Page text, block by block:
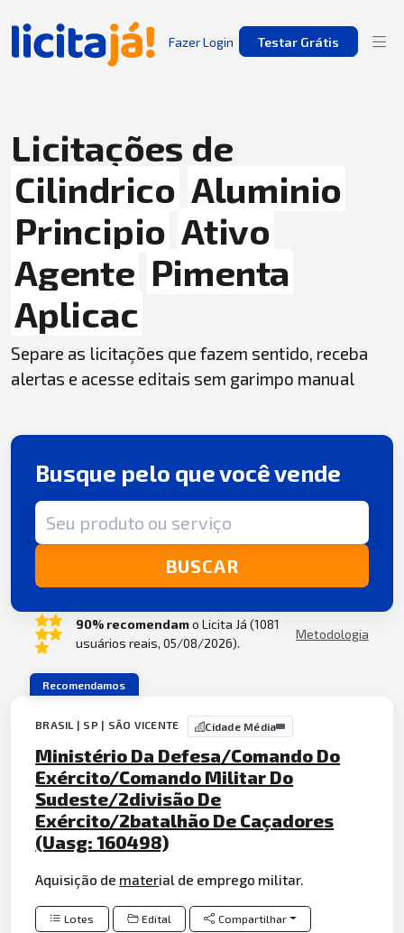
Fazer Login Testar Grátis
Licitações de
Cilindrico Aluminio
Principio Ativo
Agente Pimenta
Aplicac
Separe as licitações que fazem sentido, receba
alertas e acesse editais sem garimpo manual
Busque pelo que você vende
Termo de busca
BUSCAR
90% recomendamo Licita Já (1081
usuários reais, 05/08/2026).
Metodologia
Recomendamos
BRASIL | SP | SÃO VICENTE Cidade Média
Ministério Da Defesa/Comando Do
Exército/Comando Militar Do
Sudeste/2divisão De
Exército/2batalhão De Caçadores
(Uasg: 160498)
Aquisição de material de emprego militar.
Lotes Edital Compartilhar